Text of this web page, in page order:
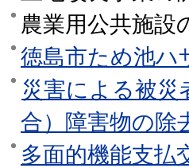
農業用公共施設
徳島市ため池ハ
災害による被災
合）障害物の除
多面的機能支払